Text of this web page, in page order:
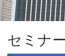
セミナ